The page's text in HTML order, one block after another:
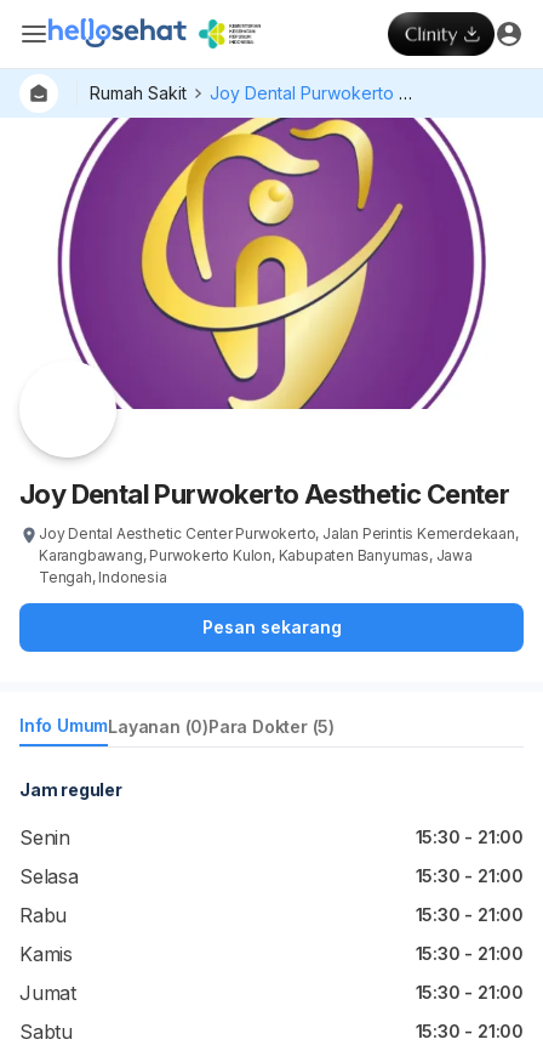
Rumah Sakit Joy Dental Purwokerto Aesthetic Center
Joy Dental Purwokerto Aesthetic Center
Joy Dental Aesthetic Center Purwokerto, Jalan Perintis Kemerdekaan,
Karangbawang, Purwokerto Kulon, Kabupaten Banyumas, Jawa
Tengah, Indonesia
Pesan sekarang
Info UmumLayanan (0)Para Dokter (5)
Jam reguler
Senin 15:30 - 21:00
Selasa 15:30 - 21:00
Rabu 15:30 - 21:00
Kamis 15:30 - 21:00
Jumat 15:30 - 21:00
Sabtu 15:30 - 21:00
Hospital